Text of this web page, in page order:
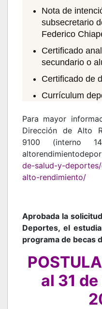
Nota de
subsecretario
Federico
Certificado
secundario o
Certificado de
Currículum
Para mayor
Dirección de Alto
9100 (interno
de-salud-y-
alto-rendimiento/
Aprobada la
Deportes, el
programa de becas
al 31